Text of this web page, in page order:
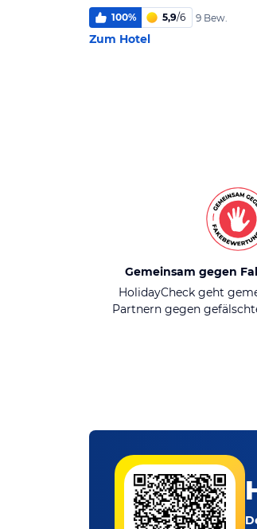
100% 5,9/6 9 Bew.
Zum Hotel
Gemeinsam gegen
HolidayCheck geht
Partnern gegen